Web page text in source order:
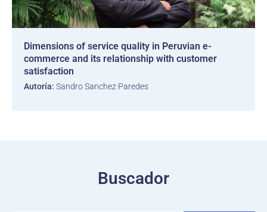
Dimensions of service quality in Peruvian e-
commerce and its relationship with customer
satisfaction
Autoría: Sandro Sanchez Paredes
Buscador